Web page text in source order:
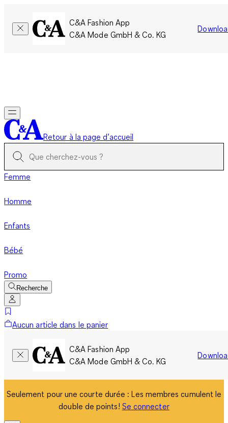
C&A Fashion App
C&A Mode GmbH & Co. KG
Retour à la page d’accueil
Femme
Homme
Enfants
Bébé
Promo
Recherche
Aucun article dans le panier
C&A Fashion App
C&A Mode GmbH & Co. KG
Seulement pour une courte durée : Les membres cumulent le
double de points! Se connecter